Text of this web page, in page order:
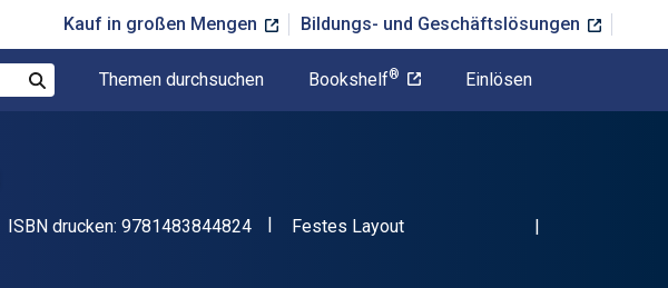
Kauf in großen Mengen Bildungs- und Geschäftslösungen
Themen durchsuchen Bookshelf® Einlösen
ISBN drucken: 9781483844824"ISBN-13 9781483844824"
Format
Festes Layout